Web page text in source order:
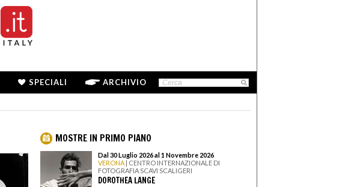
SPECIALI ARCHIVIO
MOSTRE IN PRIMO PIANO
Dal 30 Luglio 2026 al 1 Novembre 2026
VERONA | CENTRO INTERNAZIONALE DI
FOTOGRAFIA SCAVI SCALIGERI
DOROTHEA LANGE